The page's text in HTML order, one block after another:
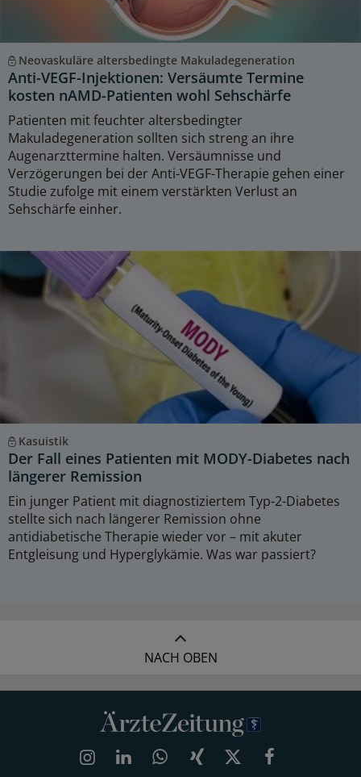
Neovaskuläre altersbedingte Makuladegeneration
Anti-VEGF-Injektionen: Versäumte Termine
kosten nAMD-Patienten wohl Sehschärfe
Patienten mit feuchter altersbedingter
Makuladegeneration sollten sich streng an ihre
Augenarzttermine halten. Versäumnisse und
Verzögerungen bei der Anti-VEGF-Therapie gehen einer
Studie zufolge mit einem verstärkten Verlust an
Sehschärfe einher.
Kasuistik
Der Fall eines Patienten mit MODY-Diabetes nach
längerer Remission
Ein junger Patient mit diagnostiziertem Typ-2-Diabetes
stellte sich nach längerer Remission ohne
antidiabetische Therapie wieder vor – mit akuter
Entgleisung und Hyperglykämie. Was war passiert?
NACH OBEN